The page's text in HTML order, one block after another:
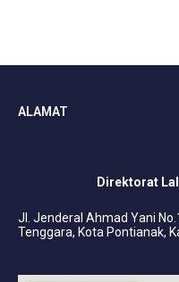
ALAMAT
Direktorat
Jl. Jenderal Ahmad Yani
Tenggara, Kota Pontianak,